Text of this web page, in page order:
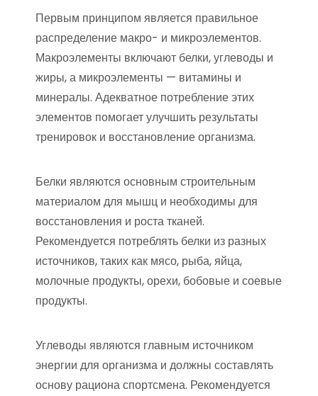
Первым принципом является правильное
распределение макро- и микроэлементов.
Макроэлементы включают белки, углеводы и
жиры, а микроэлементы — витамины и
минералы. Адекватное потребление этих
элементов помогает улучшить результаты
тренировок и восстановление организма.
Белки являются основным строительным
материалом для мышц и необходимы для
восстановления и роста тканей.
Рекомендуется потреблять белки из разных
источников, таких как мясо, рыба, яйца,
молочные продукты, орехи, бобовые и соевые
продукты.
Углеводы являются главным источником
энергии для организма и должны составлять
основу рациона спортсмена. Рекомендуется